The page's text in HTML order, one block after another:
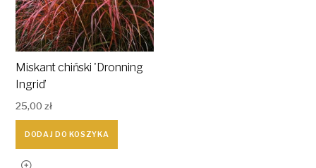
Miskant chiński 'Dronning
Ingrid’
25,00zł
DODAJ DO KOSZYKA